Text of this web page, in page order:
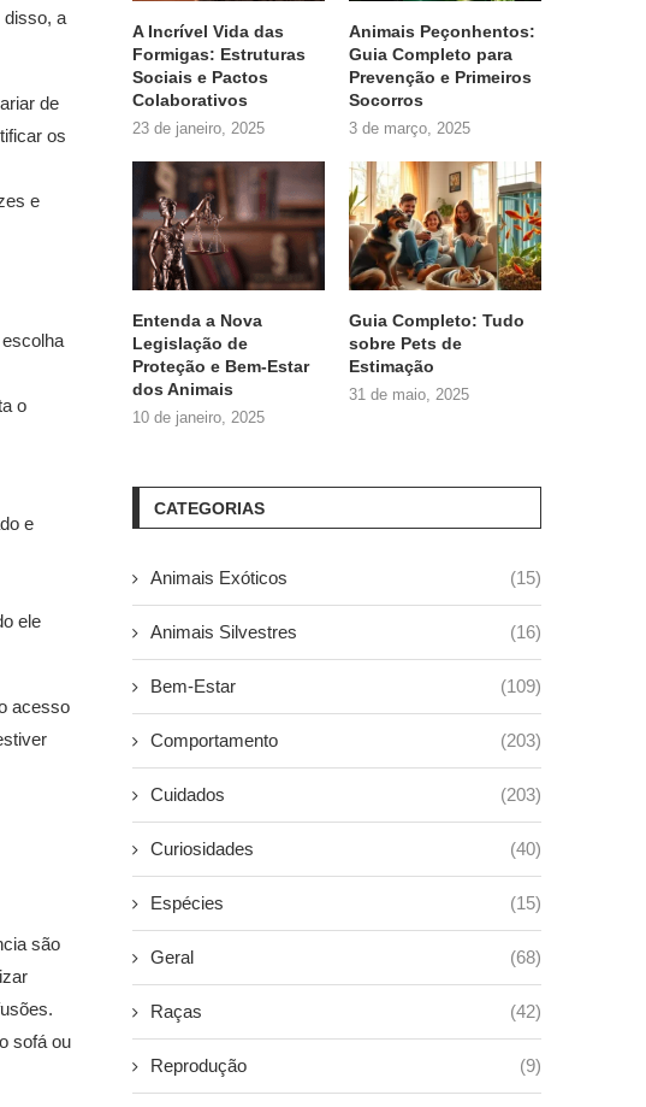
disso, a
de
os
e
o
e
ele
acesso
são
sofá ou
A Incrível Vida das
Formigas: Estruturas
Sociais e Pactos
Colaborativos
23 de janeiro, 2025
Animais Peçonhentos:
Guia Completo para
Prevenção e Primeiros
Socorros
3 de março, 2025
Entenda a Nova
Legislação de
Proteção e Bem-Estar
dos Animais
10 de janeiro, 2025
Guia Completo: Tudo
sobre Pets de
Estimação
31 de maio, 2025
CATEGORIAS
Animais Exóticos (15)
Animais Silvestres (16)
Bem-Estar (109)
Comportamento (203)
Cuidados (203)
Curiosidades (40)
Espécies (15)
Geral (68)
Raças (42)
Reprodução (9)